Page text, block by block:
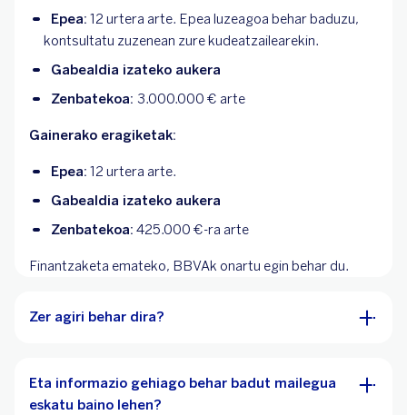
Epea: 12 urtera arte. Epea luzeagoa behar baduzu,
kontsultatu zuzenean zure kudeatzailearekin.
Gabealdia izateko aukera
Zenbatekoa: 3.000.000 € arte
Gainerako eragiketak:
Epea: 12 urtera arte.
Gabealdia izateko aukera
Zenbatekoa: 425.000 €-ra arte
Finantzaketa emateko, BBVAk onartu egin behar du.
Zer agiri behar dira?
Eta informazio gehiago behar badut mailegua
eskatu baino lehen?